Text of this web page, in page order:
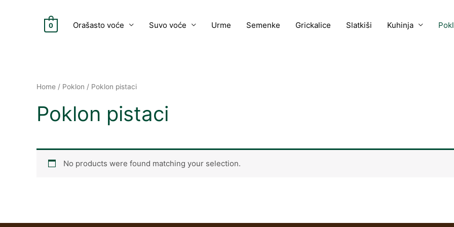
Orašasto voće Suvo voće Urme Semenke Grickalice Slatkiši Kuhinja
0
Home / Poklon / Poklon pistaci
Poklon pistaci
No products were found matching your selection.